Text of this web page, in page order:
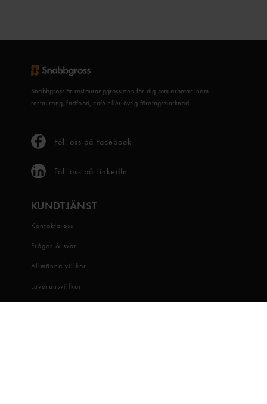
Snabbgross är restauranggrossisten för dig som arbetar inom
restaurang, fastfood, café eller övrig företagsmarknad.
Följ oss på Facebook
Följ oss på LinkedIn
KUNDTJÄNST
Kontakta oss
Frågor & svar
Allmänna villkor
Leveransvillkor